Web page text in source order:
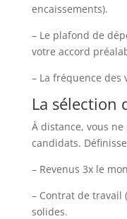
encaissements).
– Le plafond de
votre accord
– La fréquence des
La sélection
À distance, vous
candidats.
– Revenus 3x le
– Contrat de travail
solides.